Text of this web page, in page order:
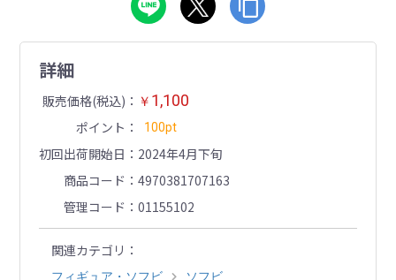
詳細
販売価格(税込) ￥ 1,100
ポイント 100pt
初回出荷開始日
2024年4月下旬
商品コード
4970381707163
管理コード
01155102
関連カテゴリ
フィギュア・ソフビ ソフビ